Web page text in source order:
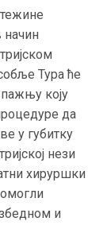
тежине
начин
Тура ће
коју
да
у губитку
нези
хируршки
и